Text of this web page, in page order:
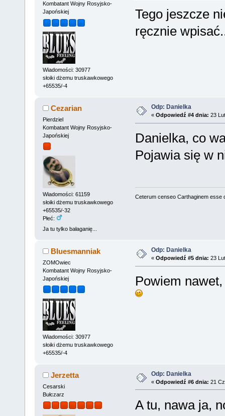
Kombatant Wojny Rosyjsko-
Japońskiej
Wiadomości: 30977
słoiki dżemu truskawkowego
+65535/-4
Tego jeszcze
ręcznie
Cezarian
Pierdziel
Kombatant Wojny Rosyjsko-
Japońskiej
Wiadomości: 61159
słoiki dżemu truskawkowego
+65535/-32
Płeć:
Ja tu tylko bałaganię...
Odp: Danielka
« Odpowiedź #4 dnia: 23
Danielka, co
Pojawia się w
Ceterum censeo Carthaginem esse
Bluesmanniak
ZOMOwiec
Kombatant Wojny Rosyjsko-
Japońskiej
Wiadomości: 30977
słoiki dżemu truskawkowego
+65535/-4
Odp: Danielka
« Odpowiedź #5 dnia: 23
Powiem
Jerzetta
Cesarski
Bułczarz
Odp: Danielka
« Odpowiedź #6 dnia: 21
A tu, nawa ja,